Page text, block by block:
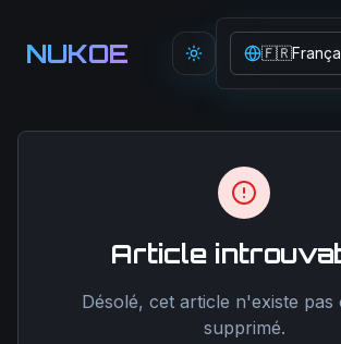
NUKOE Toggle theme
🇫🇷
Article
Désolé, cet article n'existe pas
supprimé.